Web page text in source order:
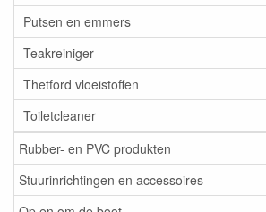
Putsen en emmers
Teakreiniger
Thetford vloeistoffen
Toiletcleaner
Rubber- en PVC produkten
Stuurinrichtingen en accessoires